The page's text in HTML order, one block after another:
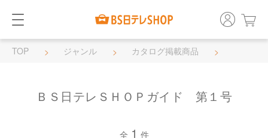
TOP ジャンル
カタログ掲載商品
ＢＳ日テレＳＨＯＰガイド 第１号
全 1 件